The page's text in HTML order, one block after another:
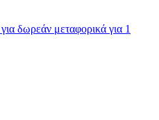
δωρεάν μεταφορικά για 1